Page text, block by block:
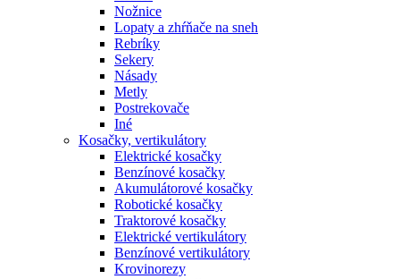
Nožnice
Lopaty a zhŕňače na sneh
Rebríky
Sekery
Násady
Metly
Postrekovače
Iné
Kosačky, vertikulátory
Elektrické kosačky
Benzínové kosačky
Akumulátorové kosačky
Robotické kosačky
Traktorové kosačky
Elektrické vertikulátory
Benzínové vertikulátory
Krovinorezy